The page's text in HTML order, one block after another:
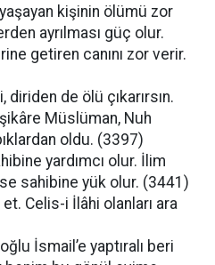
kişinin ölümü zor
ayrılması güç olur.
getiren canını zor verir.
de ölü çıkarırsın.
Müslüman, Nuh
oldu. (3397)
yardımcı olur. İlim
sahibine yük olur. (3441)
Celis-i İlâhi olanları ara
İsmail’e yaptıralı beri